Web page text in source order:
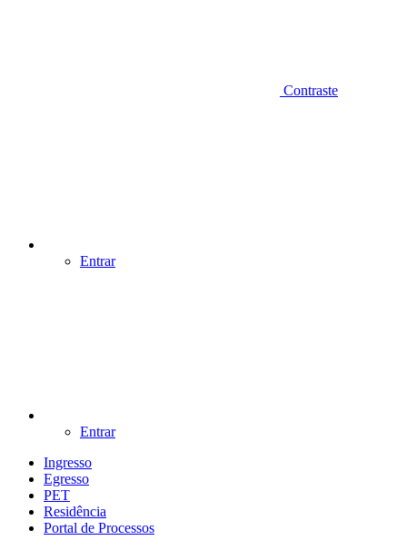
Contraste
Entrar
Entrar
Ingresso
Egresso
PET
Residência
Portal de Processos